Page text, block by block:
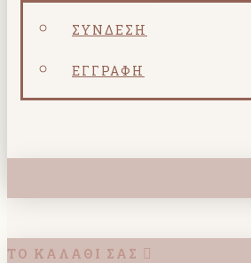
ΣΎΝΔΕΣΗ
ΕΓΓΡΑΦΉ
ΤΟ ΚΑΛΆΘΙ ΣΑΣ